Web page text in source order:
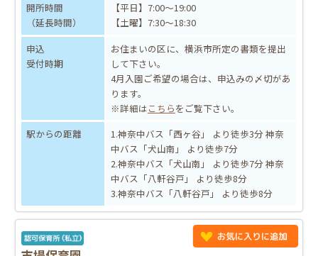
開所時間
（延長時間）
【平日】7:00～19:00
【土曜】7:30～18:30
申込
受付時期
お住まいの区に、横浜市所定の書類を提出
して下さい。
4月入園ご希望の場合は、申込みの〆切があ
ります。
※詳細はこちらをご覧下さい。
駅からの距離
1.神奈中バス「西ヶ谷」 より徒歩3分 神奈
中バス「犬山南」 より徒歩7分
2.神奈中バス「犬山南」 より徒歩7分 神奈
中バス「八軒谷戸」 より徒歩8分
3.神奈中バス「八軒谷戸」 より徒歩8分